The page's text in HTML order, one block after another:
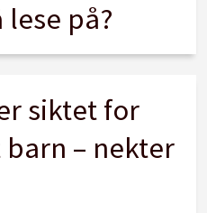
på?
siktet for
– nekter